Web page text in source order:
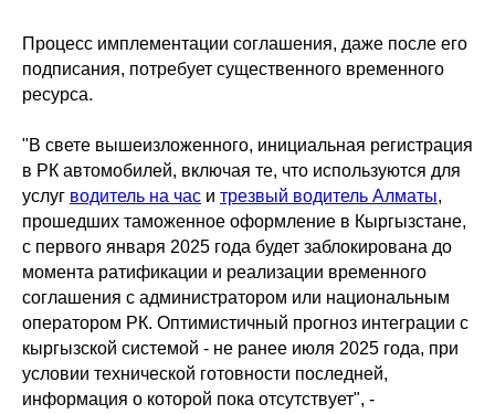
Процесс имплементации соглашения, даже после его
подписания, потребует существенного временного
ресурса.
"В свете вышеизложенного, инициальная регистрация
в РК автомобилей, включая те, что используются для
услуг водитель на час и трезвый водитель Алматы,
прошедших таможенное оформление в Кыргызстане,
с первого января 2025 года будет заблокирована до
момента ратификации и реализации временного
соглашения с администратором или национальным
оператором РК. Оптимистичный прогноз интеграции с
кыргызской системой - не ранее июля 2025 года, при
условии технической готовности последней,
информация о которой пока отсутствует", -